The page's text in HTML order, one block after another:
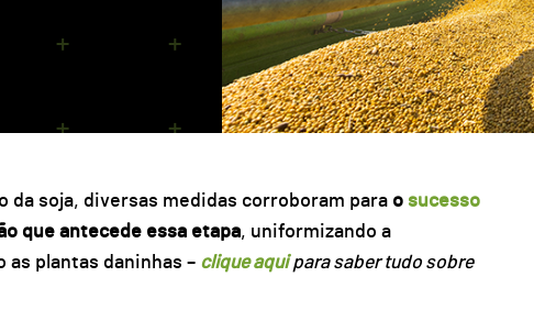
da soja, diversas medidas corroboram para o sucesso
que antecede essa etapa, uniformizando a
plantas daninhas – clique aqui para saber tudo sobre